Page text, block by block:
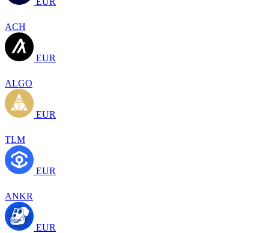
ACH
EUR
ALGO
EUR
TLM
EUR
ANKR
EUR